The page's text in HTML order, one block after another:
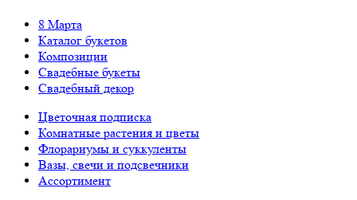
8 Марта
Каталог букетов
Композиции
Свадебные букеты
Свадебный декор
Цветочная подписка
Комнатные растения и цветы
Флорариумы и суккуленты
Вазы, свечи и подсвечники
Ассортимент